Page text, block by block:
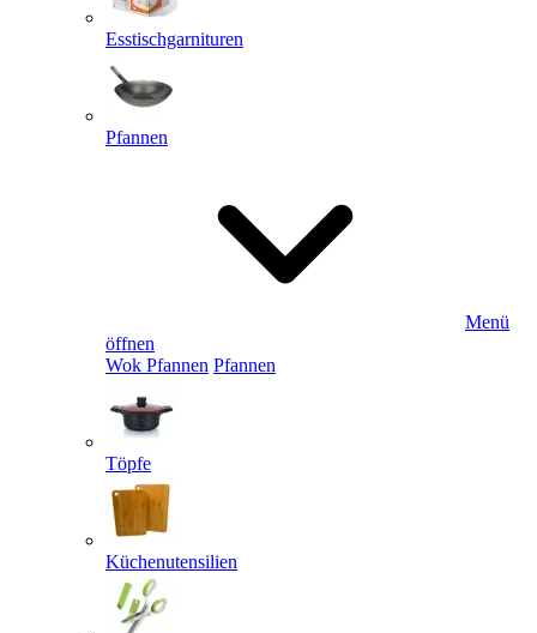
Esstischgarnituren
Pfannen
Menü
öffnen
Wok Pfannen Pfannen
Töpfe
Küchenutensilien